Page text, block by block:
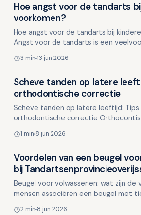
Overig nieuws
Hoe angst voor de tandarts
voorkomen?
Hoe angst voor de tandarts bij
Angst voor de tandarts is een
3 min 13 jun 2026
Overig nieuws
Scheve tanden op latere
orthodontische correctie
Scheve tanden op latere leeftijd: Tips
orthodontische correctie
volwassenen o…
1 min 8 jun 2026
Overig nieuws
Voordelen van een beugel
bij
Beugel voor volwassenen: wat zijn de
mensen associëren een beugel met
2 min 8 jun 2026